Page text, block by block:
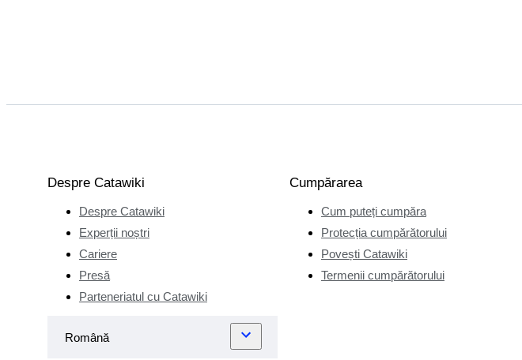
Despre Catawiki
Despre Catawiki
Experții noștri
Cariere
Presă
Parteneriatul cu Catawiki
Cumpărarea
Cum puteți cumpăra
Protecția cumpărătorului
Povești Catawiki
Termenii cumpărătorului